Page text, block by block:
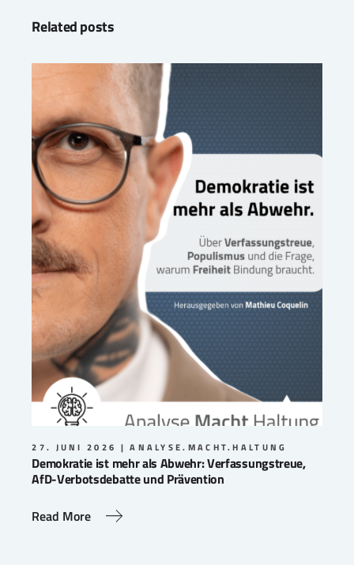
Related posts
27. JUNI 2026 ANALYSE.MACHT.HALTUNG
Demokratie ist mehr als Abwehr: Verfassungstreue,
AfD-Verbotsdebatte und Prävention
Read More